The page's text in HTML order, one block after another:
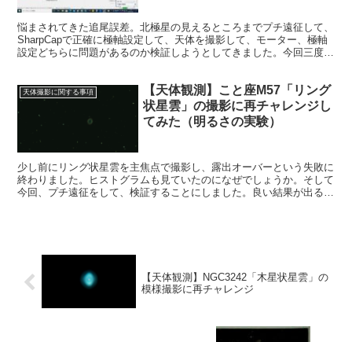
悩まされてきた追尾誤差。北極星の見えるところまでプチ遠征して、
SharpCapで正確に極軸設定して、天体を撮影して、モーター、極軸
設定どちらに問題があるのか検証しようとしてきました。今回三度目
天体撮影に関する事項
【天体観測】こと座M57「リング
状星雲」の撮影に再チャレンジし
てみた（明るさの実験）
少し前にリング状星雲を主焦点で撮影し、露出オーバーという失敗に
終わりました。ヒストグラムも見ていたのになぜでしょうか。そして
今回、プチ遠征をして、検証することにしました。良い結果が出ると
【天体観測】NGC3242「木星状星雲」の
模様撮影に再チャレンジ